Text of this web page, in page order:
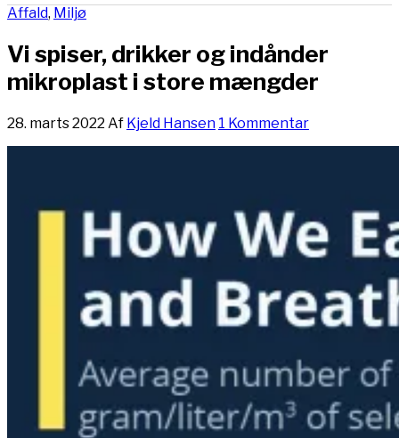
Affald, Miljø
Vi spiser, drikker og indånder
mikroplast i store mængder
28. marts 2022 Af Kjeld Hansen 1 Kommentar